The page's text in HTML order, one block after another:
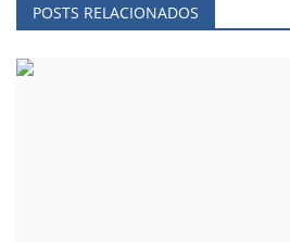
POSTS RELACIONADOS